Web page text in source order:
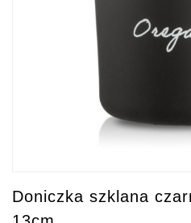
Doniczka szklana